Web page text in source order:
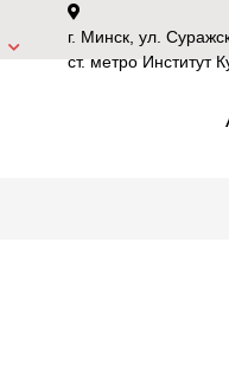
г. Минск, ул.
ст. метро Институт